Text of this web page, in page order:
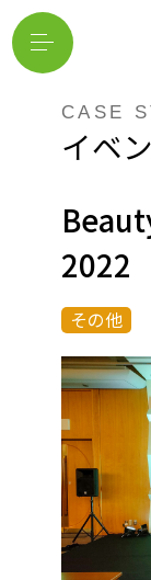
CASE
イベ
2022
その他